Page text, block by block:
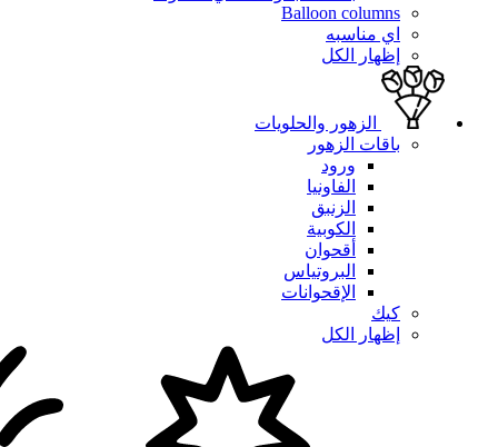
Balloon columns
اي مناسبه
إظهار الكل
الزهور والحلويات
باقات الزهور
ورود
الفاونيا
الزنبق
الكوبية
أقحوان
البروتياس
الإقحوانات
كيك
إظهار الكل